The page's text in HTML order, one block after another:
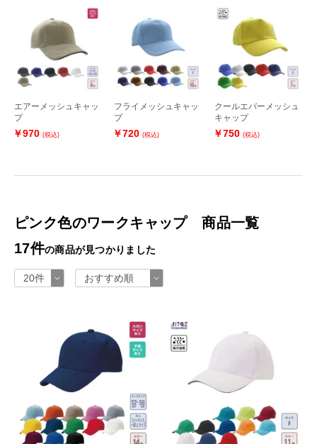
エアーメッシュキャッ
プ
￥970 (税込)
フライメッシュキャッ
プ
￥720(税込)
クールエバーメッシュ
キャップ
￥750 (税込)
ピンク色のワークキャップ 商品一覧
17件の商品が見つかりました